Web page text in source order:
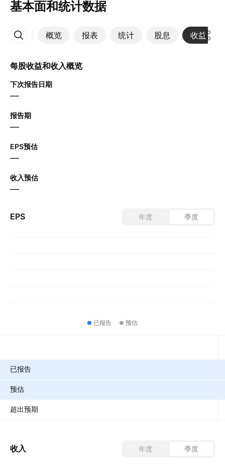
基本面和统计数据
概览 报表 统计 股息 收益
更多
每股收益和收入概览
下次报告日期
—
报告期
—
EPS预估
—
收入预估
—
EPS 年度 季度
已报告 预估
已报告
预估
超出预期
收入 年度 季度